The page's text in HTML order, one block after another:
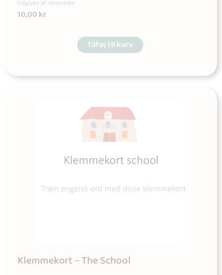
Udgives af: Henriette
10,00kr
Tilføj til kurv
Klemmekort – The School